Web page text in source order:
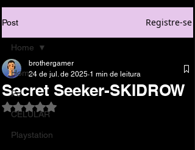
Post Registre-se
Home
Pc
CELULAR
Playstation
Home
Secret Seeker-SKIDROW
brothergamer
24 de jul. de 2025 1 min de leitura
Avaliado com NaN de 5 estrelas.